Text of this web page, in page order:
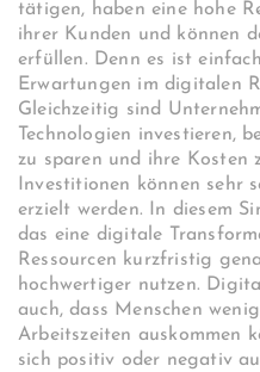
tätigen, haben eine hohe
ihrer Kunden und können
erfüllen. Denn es ist
Erwartungen im digitalen
Gleichzeitig sind
Technologien investieren,
zu sparen und ihre Kosten
Investitionen können sehr
erzielt werden. In diesem
das eine digitale
Ressourcen kurzfristig
hochwertiger nutzen.
auch, dass Menschen
Arbeitszeiten auskommen
sich positiv oder negativ